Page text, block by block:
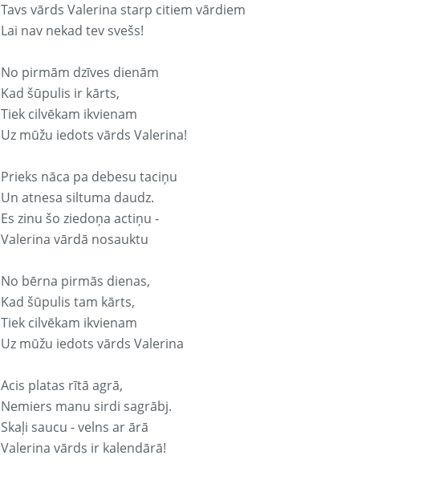
Tavs vārds Valerina starp citiem vārdiem
Lai nav nekad tev svešs!
No pirmām dzīves dienām
Kad šūpulis ir kārts,
Tiek cilvēkam ikvienam
Uz mūžu iedots vārds Valerina!
Prieks nāca pa debesu taciņu
Un atnesa siltuma daudz.
Es zinu šo ziedoņa actiņu -
Valerina vārdā nosauktu
No bērna pirmās dienas,
Kad šūpulis tam kārts,
Tiek cilvēkam ikvienam
Uz mūžu iedots vārds Valerina
Acis platas rītā agrā,
Nemiers manu sirdi sagrābj.
Skaļi saucu - velns ar ārā
Valerina vārds ir kalendārā!